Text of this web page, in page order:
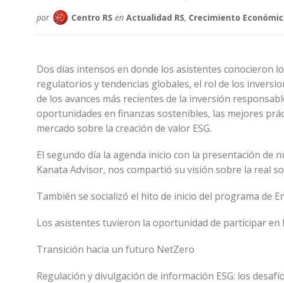
por Centro RS en Actualidad RS, Crecimiento
Dos días intensos en donde los asistentes conocieron
regulatorios y tendencias globales, el rol de los
de los avances más recientes de la inversión
oportunidades en finanzas sostenibles, las mejores
mercado sobre la creación de valor ESG.
El segundo día la agenda inicio con la presentación de
Kanata Advisor, nos compartió su visión sobre la real
También se socializó el hito de inicio del programa de
Los asistentes tuvieron la oportunidad de participar en
Transición hacia un futuro NetZero
Regulación y divulgación de información ESG: los